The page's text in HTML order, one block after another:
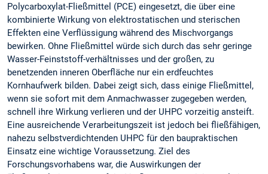
Polycarboxylat-Fließmittel (PCE) eingesetzt, die über eine
kombinierte Wirkung von elektrostatischen und sterischen
Effekten eine Verflüssigung während des Mischvorgangs
bewirken. Ohne Fließmittel würde sich durch das sehr geringe
Wasser-Feinststoff-verhältnisses und der großen, zu
benetzenden inneren Oberfläche nur ein erdfeuchtes
Kornhaufwerk bilden. Dabei zeigt sich, dass einige Fließmittel,
wenn sie sofort mit dem Anmachwasser zugegeben werden,
schnell ihre Wirkung verlieren und der UHPC vorzeitig ansteift.
Eine ausreichende Verarbeitungszeit ist jedoch bei fließfähigen,
nahezu selbstverdichtenden UHPC für den baupraktischen
Einsatz eine wichtige Voraussetzung. Ziel des
Forschungsvorhabens war, die Auswirkungen der